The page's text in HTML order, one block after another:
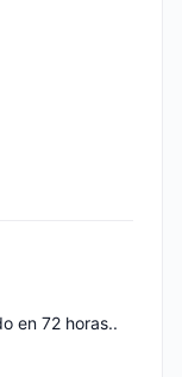
en 72 horas..